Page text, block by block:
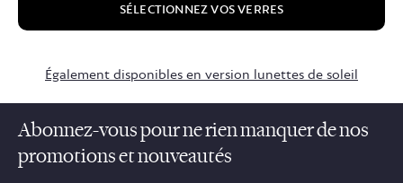
SÉLECTIONNEZ VOS VERRES
$149.00
Également disponibles en version lunettes de soleil
Abonnez-vous pour ne rien manquer de nos
promotions et nouveautés